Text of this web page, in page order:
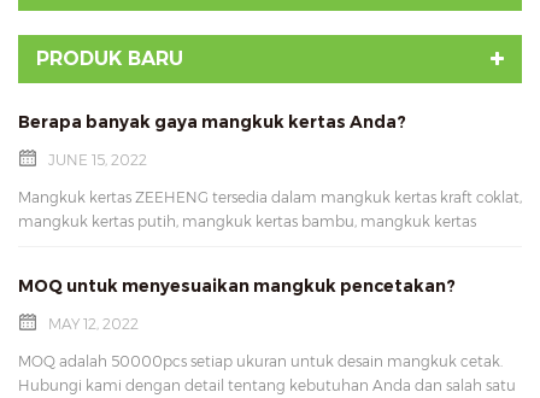
PRODUK BARU
Berapa banyak gaya mangkuk kertas Anda?
JUNE 15, 2022
Mangkuk kertas ZEEHENG tersedia dalam mangkuk kertas kraft coklat,
mangkuk kertas putih, mangkuk kertas bambu, mangkuk kertas
MOQ untuk menyesuaikan mangkuk pencetakan?
MAY 12, 2022
MOQ adalah 50000pcs setiap ukuran untuk desain mangkuk cetak.
Hubungi kami dengan detail tentang kebutuhan Anda dan salah satu